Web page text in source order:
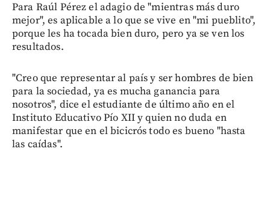
Para Raúl Pérez el adagio de "mientras más duro
mejor", es aplicable a lo que se vive en "mi pueblito",
porque les ha tocada bien duro, pero ya se ven los
resultados.
"Creo que representar al país y ser hombres de bien
para la sociedad, ya es mucha ganancia para
nosotros", dice el estudiante de último año en el
Instituto Educativo Pío XII y quien no duda en
manifestar que en el bicicrós todo es bueno "hasta
las caídas".